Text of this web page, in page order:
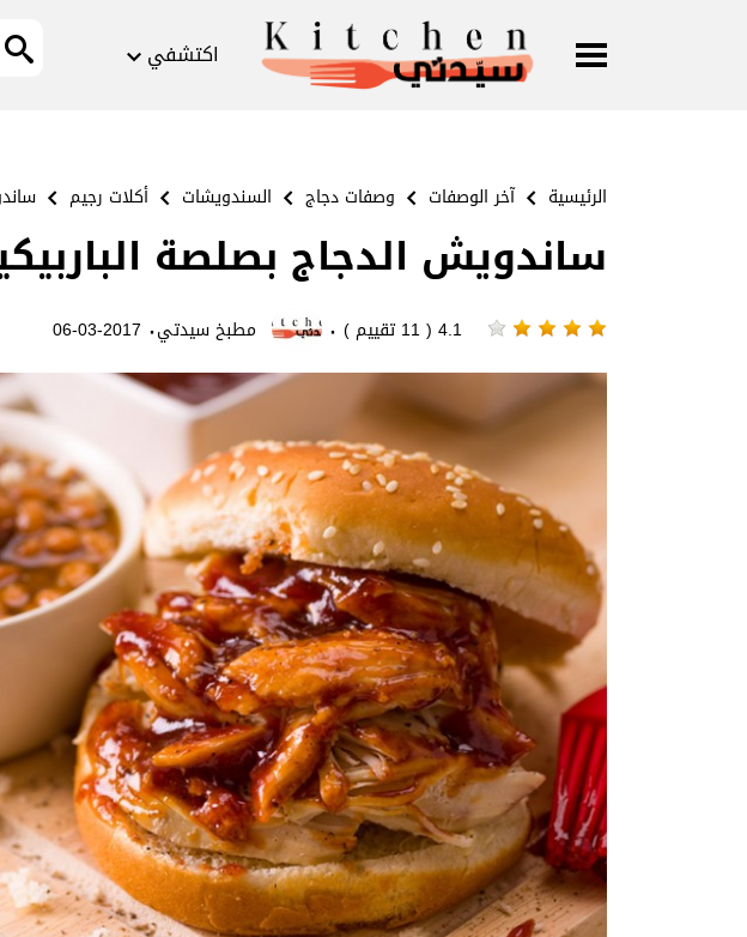
اكتشفي
الرئيسية آخر الوصفات وصفات دجاج السندويشات أكلات رجيم
ساندويش الدجاج بصلصة
· مطبخ سيدتي·
2017-03-06